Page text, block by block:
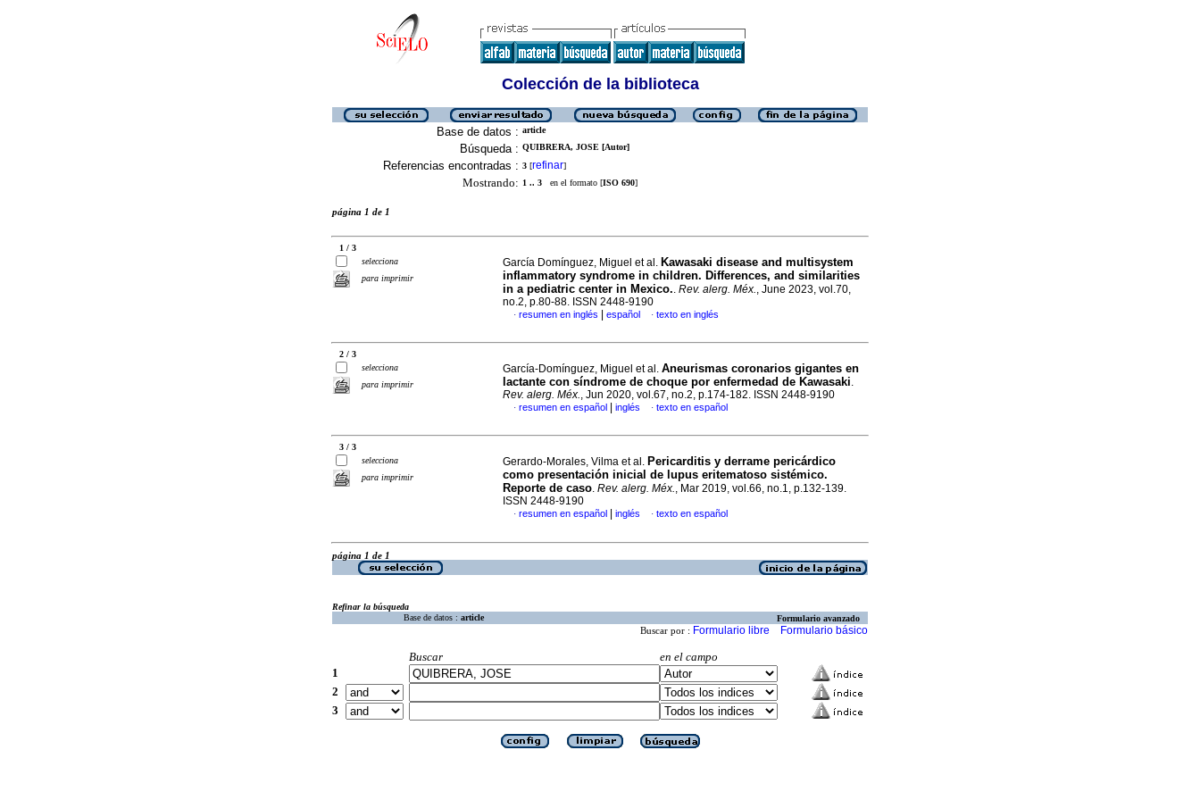
Colección de la biblioteca
Base de datos : article
Búsqueda : QUIBRERA, JOSE [Autor]
Referencias encontradas : 3 [refinar]
Mostrando: 1 .. 3 en el formato [ISO 690]
página 1 de 1
1 / 3
selecciona
para imprimir
García Domínguez, Miguel et al. Kawasaki disease and multisystem
inflammatory syndrome in children. Differences, and similarities
in a pediatric center in Mexico.. Rev. alerg. Méx., June 2023, vol.70,
no.2, p.80-88. ISSN 2448-9190
· resumen en inglés español · texto en inglés
2 / 3
selecciona
para imprimir
García-Domínguez, Miguel et al. Aneurismas coronarios gigantes en
lactante con síndrome de choque por enfermedad de Kawasaki.
Rev. alerg. Méx., Jun 2020, vol.67, no.2, p.174-182. ISSN 2448-9190
· resumen en español inglés · texto en español
3 / 3
selecciona
para imprimir
Gerardo-Morales, Vilma et al. Pericarditis y derrame pericárdico
como presentación inicial de lupus eritematoso sistémico.
Reporte de caso. Rev. alerg. Méx., Mar 2019, vol.66, no.1, p.132-139.
ISSN 2448-9190
· resumen en español inglés · texto en español
página 1 de 1
Refinar la búsqueda
Base de datos : article Formulario avanzado
Buscar por : Formulario libre Formulario básico
Buscar
en el campo
1
2
3